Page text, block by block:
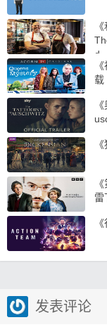
d…
载
雷
发表评论